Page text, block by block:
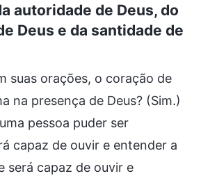
autoridade de Deus, do
Deus e da santidade de
suas orações, o coração de
na presença de Deus? (Sim.)
pessoa puder ser
capaz de ouvir e entender a
será capaz de ouvir e